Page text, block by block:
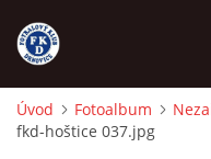
ÚVOD
Úvod Fotoalbum
fkd-hoštice 037.jpg